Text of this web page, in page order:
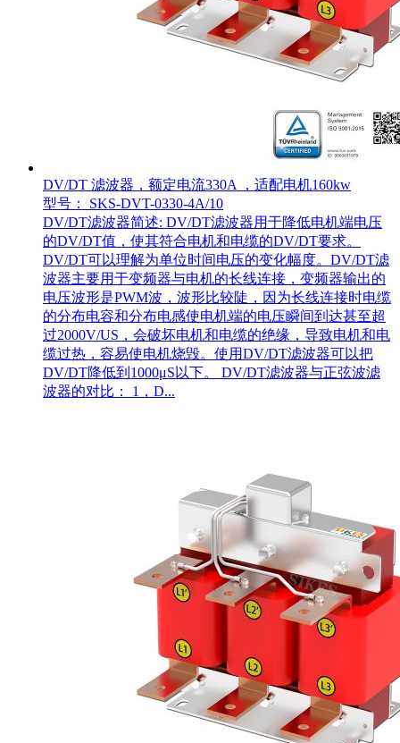
DV/DT 滤波器，额定电流330A ，适配电机160kw
型号： SKS-DVT-0330-4A/10
DV/DT滤波器简述: DV/DT滤波器用于降低电机端电压
的DV/DT值，使其符合电机和电缆的DV/DT要求。
DV/DT可以理解为单位时间电压的变化幅度。DV/DT滤
波器主要用于变频器与电机的长线连接，变频器输出的
电压波形是PWM波，波形比较陡，因为长线连接时电缆
的分布电容和分布电感使电机端的电压瞬间到达甚至超
过2000V/US，会破坏电机和电缆的绝缘，导致电机和电
缆过热，容易使电机烧毁。使用DV/DT滤波器可以把
DV/DT降低到1000μS以下。 DV/DT滤波器与正弦波滤
波器的对比： 1，D...